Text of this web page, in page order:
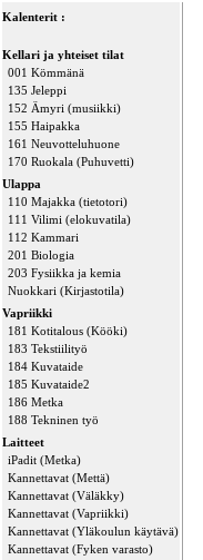
Kalenterit :
Kellari ja yhteiset tilat
001 Kömmänä
135 Jeleppi
152 Ämyri (musiikki)
155 Haipakka
161 Neuvotteluhuone
170 Ruokala (Puhuvetti)
Ulappa
110 Majakka (tietotori)
111 Vilimi (elokuvatila)
112 Kammari
201 Biologia
203 Fysiikka ja kemia
Nuokkari (Kirjastotila)
Vapriikki
181 Kotitalous (Kööki)
183 Tekstiilityö
184 Kuvataide
185 Kuvataide2
186 Metka
188 Tekninen työ
Laitteet
iPadit (Metka)
Kannettavat (Mettä)
Kannettavat (Väläkky)
Kannettavat (Vapriikki)
Kannettavat (Yläkoulun käytävä)
Kannettavat (Fyken varasto)